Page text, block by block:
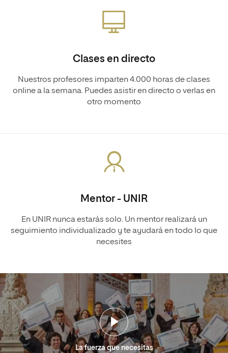
Clases en directo
Nuestros profesores imparten 4.000 horas de clases
online a la semana. Puedes asistir en directo o verlas en
otro momento
Mentor - UNIR
En UNIR nunca estarás solo. Un mentor realizará un
seguimiento individualizado y te ayudará en todo lo que
necesites
La fuerza que necesitas